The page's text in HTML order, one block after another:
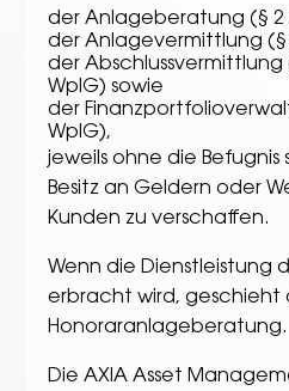
der Anlageberatung (§ 2
der Anlagevermittlung (§
der Abschlussvermittlung
WpIG) sowie
der
WpIG),
jeweils ohne die Befugnis
Besitz an Geldern oder
Kunden zu verschaffen.
Wenn die Dienstleistung
erbracht wird, geschieht
Honoraranlageberatung.
Die AXIA Asset